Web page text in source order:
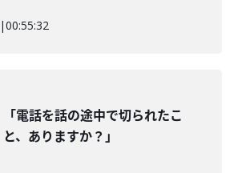
|00:55:32
「電話を話の途中で切られたこ
と、ありますか？」